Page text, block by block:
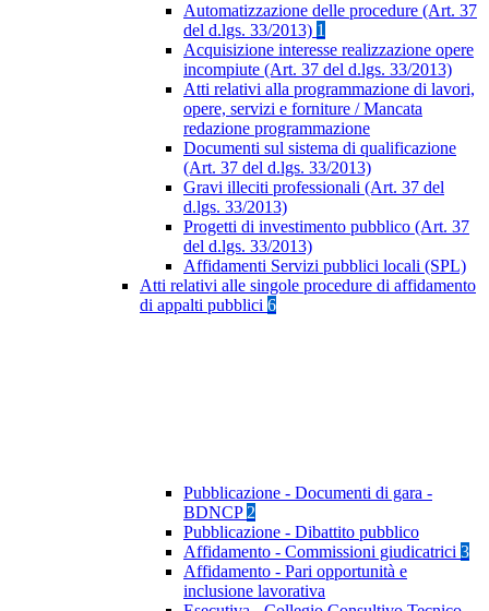
Automatizzazione delle procedure (Art. 37
del d.lgs. 33/2013) 1
Acquisizione interesse realizzazione opere
incompiute (Art. 37 del d.lgs. 33/2013)
Atti relativi alla programmazione di lavori,
opere, servizi e forniture / Mancata
redazione programmazione
Documenti sul sistema di qualificazione
(Art. 37 del d.lgs. 33/2013)
Gravi illeciti professionali (Art. 37 del
d.lgs. 33/2013)
Progetti di investimento pubblico (Art. 37
del d.lgs. 33/2013)
Affidamenti Servizi pubblici locali (SPL)
Atti relativi alle singole procedure di affidamento
di appalti pubblici 6
Pubblicazione - Documenti di gara -
BDNCP 2
Pubblicazione - Dibattito pubblico
Affidamento - Commissioni giudicatrici 3
Affidamento - Pari opportunità e
inclusione lavorativa